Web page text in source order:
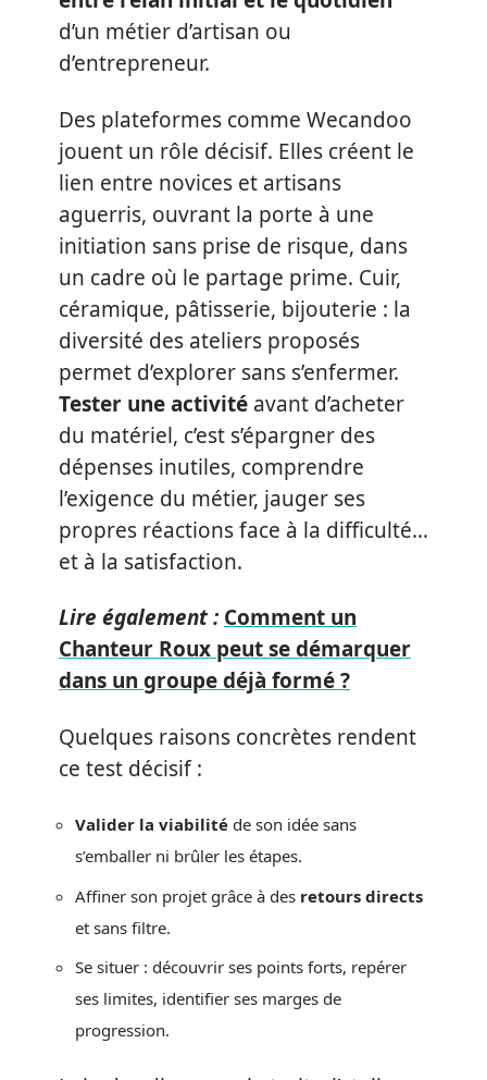
d’un métier d’artisan ou
d’entrepreneur.
Des plateformes comme Wecandoo
jouent un rôle décisif. Elles créent le
lien entre novices et artisans
aguerris, ouvrant la porte à une
initiation sans prise de risque, dans
un cadre où le partage prime. Cuir,
céramique, pâtisserie, bijouterie : la
diversité des ateliers proposés
permet d’explorer sans s’enfermer.
Tester une activité avant d’acheter
du matériel, c’est s’épargner des
dépenses inutiles, comprendre
l’exigence du métier, jauger ses
propres réactions face à la difficulté…
et à la satisfaction.
Lire également : Comment un
Chanteur Roux peut se démarquer
dans un groupe déjà formé ?
Quelques raisons concrètes rendent
ce test décisif :
Valider la viabilité de son idée sans
s’emballer ni brûler les étapes.
Affiner son projet grâce à des retours directs
et sans filtre.
Se situer : découvrir ses points forts, repérer
ses limites, identifier ses marges de
progression.